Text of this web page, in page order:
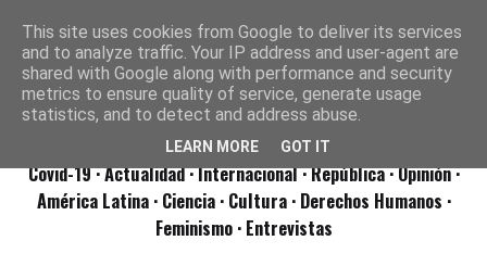
Covid-19· Actualidad· Internacional· República· Opinión·
América Latina · Ciencia · Cultura · Derechos Humanos ·
Feminismo · Entrevistas
This site uses cookies from Google to deliver its services
and to analyze traffic. Your IP address and user-agent are
shared with Google along with performance and security
metrics to ensure quality of service, generate usage
statistics, and to detect and address abuse.
LEARN MORE GOT IT